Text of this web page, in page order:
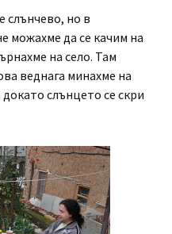
слънчево, но в
можахме да се качим на
на село. Там
веднага минахме на
слънцето се скри